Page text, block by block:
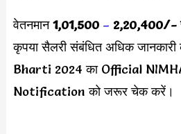
वेतनमान1,01,500 – 2,20,400/-
कृपया सैलरी संबंधित अधिक
Bharti 2024 का Official
Notification को जरूर चेक करें।